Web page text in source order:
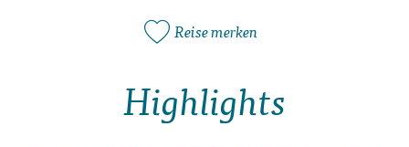
Reise merken
Highlights